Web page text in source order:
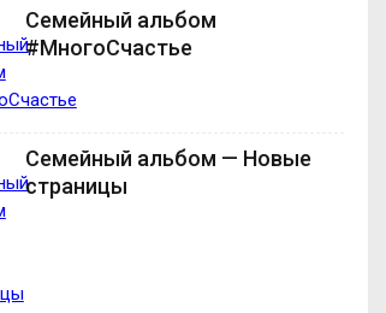
Семейный альбом
#МногоСчастье
Семейный альбом — Новые
страницы